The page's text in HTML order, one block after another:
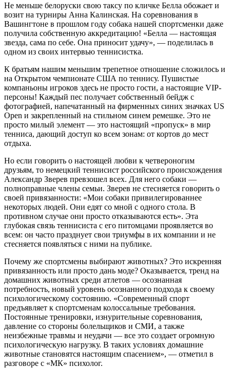
Не меньше белоруски свою таксу по кличке Белла обожает и
возит на турниры Анна Калинская. На соревнования в
Вашингтоне в прошлом году собака нашей спортсменки даже
получила собственную аккредитацию! «Белла — настоящая
звезда, сама по себе. Она приносит удачу», — поделилась в
одном из своих интервью теннисистка.
К братьям нашим меньшим трепетное отношение сложилось и
на Открытом чемпионате США по теннису. Пушистые
компаньоны игроков здесь не просто гости, а настоящие VIP-
персоны! Каждый пес получает собственный бейдж с
фотографией, напечатанный на фирменных синих значках US
Open и закрепленный на стильном синем ремешке. Это не
просто милый элемент — это настоящий «пропуск» в мир
тенниса, дающий доступ ко всем зонам: от кортов до мест
отдыха.
Но если говорить о настоящей любви к четвероногим
друзьям, то немецкий теннисист российского происхождения
Александр Зверев превзошел всех. Для него собаки —
полноправные члены семьи. Зверев не стесняется говорить о
своей привязанности: «Мои собаки привилегированнее
некоторых людей. Они едят со мной с одного стола. В
противном случае они просто отказываются есть». Эта
глубокая связь теннисиста с его питомцами проявляется во
всем: он часто празднует свои триумфы в их компании и не
стесняется появляться с ними на публике.
Почему же спортсмены выбирают животных? Это искренняя
привязанность или просто дань моде? Оказывается, тренд на
домашних животных среди атлетов — осознанная
потребность, новый уровень осознанного подхода к своему
психологическому состоянию. «Современный спорт
предъявляет к спортсменам колоссальные требования.
Постоянные тренировки, изнурительные соревнования,
давление со стороны болельщиков и СМИ, а также
неизбежные травмы и неудачи — все это создает огромную
психологическую нагрузку. В таких условиях домашние
животные становятся настоящим спасением», — отметил в
разговоре с «МК» психолог.